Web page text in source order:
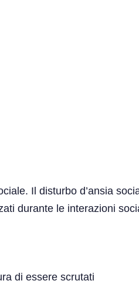
Il disturbo d’ansia
durante le interazioni
di essere scrutati